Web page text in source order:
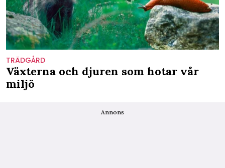
TRÄDGÅRD
Växterna och djuren som hotar vår
miljö
Annons